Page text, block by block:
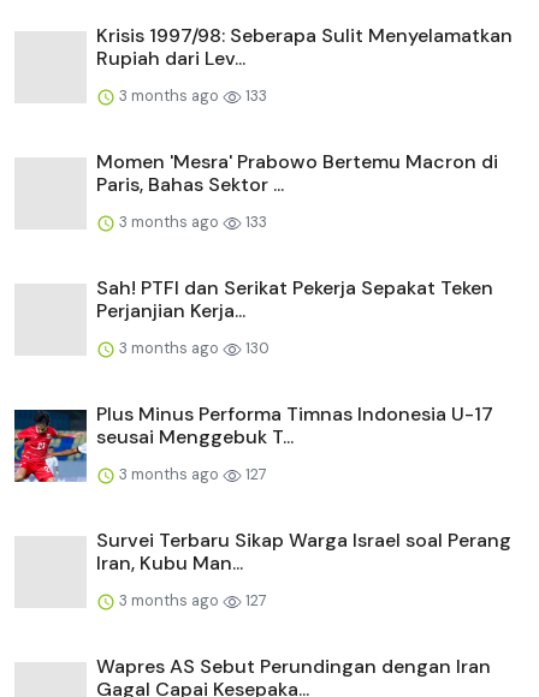
Krisis 1997/98: Seberapa Sulit Menyelamatkan
Rupiah dari Lev...
3 months ago 133
Momen 'Mesra' Prabowo Bertemu Macron di
Paris, Bahas Sektor ...
3 months ago 133
Sah! PTFI dan Serikat Pekerja Sepakat Teken
Perjanjian Kerja...
3 months ago 130
Plus Minus Performa Timnas Indonesia U-17
seusai Menggebuk T...
3 months ago 127
Survei Terbaru Sikap Warga Israel soal Perang
Iran, Kubu Man...
3 months ago 127
Wapres AS Sebut Perundingan dengan Iran
Gagal Capai Kesepaka...